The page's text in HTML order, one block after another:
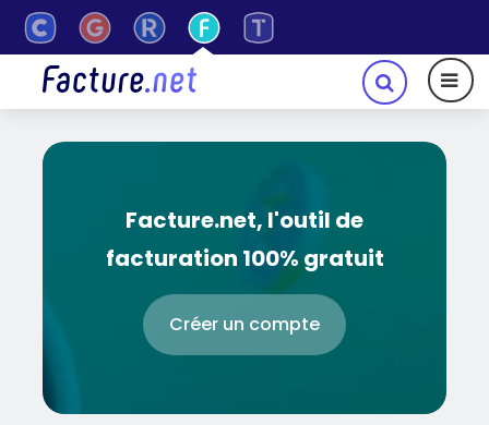
Facture.net, l'outil de
facturation 100% gratuit
Créer un compte